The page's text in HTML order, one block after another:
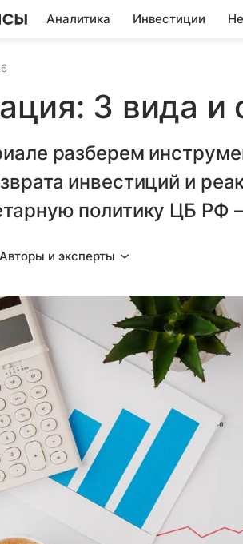
Аналитика Инвестиции
3 вида и
разберем
инвестиций и
политику ЦБ
Авторы и эксперты